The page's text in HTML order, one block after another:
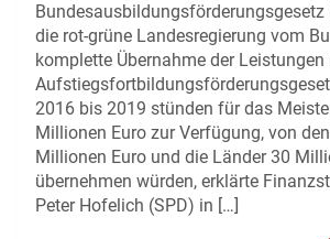
Bundesausbildungsförderungsgesetz
die rot-grüne Landesregierung vom
komplette Übernahme der Leistungen
2016 bis 2019 stünden für das
Millionen Euro zur Verfügung, von
Millionen Euro und die Länder 30
übernehmen würden, erklärte
Peter Hofelich (SPD) in […]